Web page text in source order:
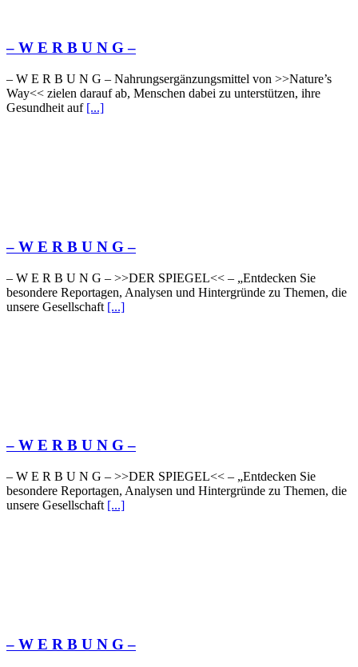
– W Ε R Β U Ν G –
– W Ε R Β U Ν G – Nahrungsergänzungsmittel von >>Nature’s
Way<< zielen darauf ab, Menschen dabei zu unterstützen, ihre
Gesundheit auf [...]
– W Ε R Β U Ν G –
– W Ε R Β U Ν G – >>DER SPIEGEL<< – „Entdecken Sie
besondere Reportagen, Analysen und Hintergründe zu Themen, die
unsere Gesellschaft [...]
– W Ε R Β U Ν G –
– W Ε R Β U Ν G – >>DER SPIEGEL<< – „Entdecken Sie
besondere Reportagen, Analysen und Hintergründe zu Themen, die
unsere Gesellschaft [...]
– W Ε R Β U Ν G –